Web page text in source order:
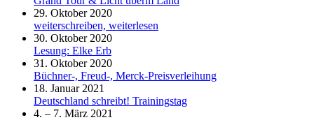
29. Oktober 2020
weiterschreiben, weiterlesen
30. Oktober 2020
Lesung: Elke Erb
31. Oktober 2020
Büchner-, Freud-, Merck-Preisverleihung
18. Januar 2021
Deutschland schreibt! Trainingstag
4. – 7. März 2021